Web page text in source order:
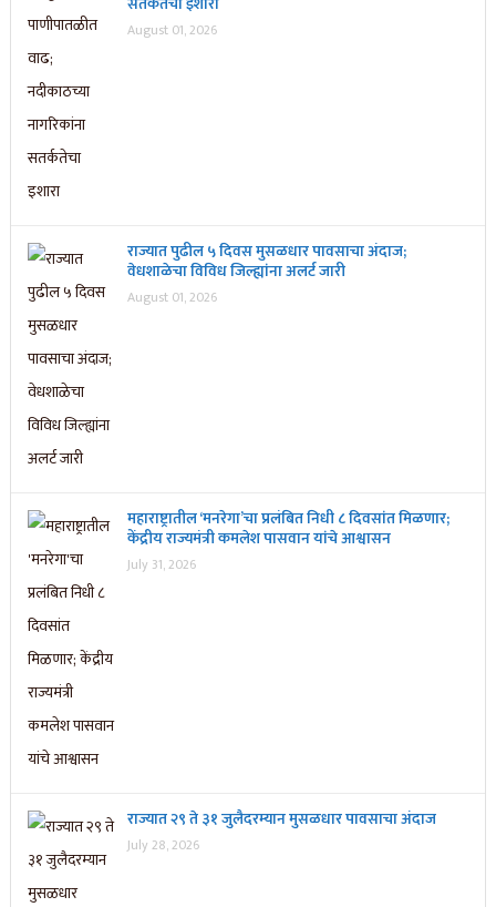
August 01, 2026
राज्यात पुढील ५ दिवस मुसळधार पावसाचा अंदाज;
वेधशाळेचा विविध जिल्ह्यांना अलर्ट जारी
August 01, 2026
महाराष्ट्रातील ‘मनरेगा’चा प्रलंबित निधी ८ दिवसांत मिळणार;
केंद्रीय राज्यमंत्री कमलेश पासवान यांचे आश्वासन
July 31, 2026
राज्यात २९ ते ३१ जुलैदरम्यान मुसळधार पावसाचा अंदाज
July 28, 2026